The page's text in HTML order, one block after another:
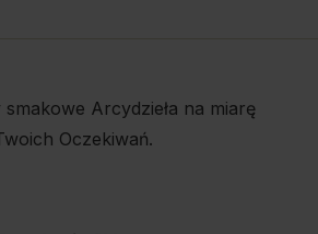
Arcydzieła na miarę
Oczekiwań.